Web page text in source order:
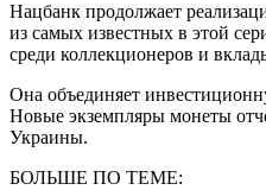
Нацбанк продолжает
из самых известных в этой
среди коллекционеров и
Она объединяет
Новые экземпляры монеты
Украины.
БОЛЬШЕ ПО ТЕМЕ: